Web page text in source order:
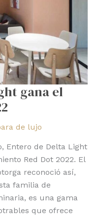
gana el
de lujo
Entero de Delta Light
Red Dot 2022. El
reconoció así,
familia de
es una gama
que ofrece